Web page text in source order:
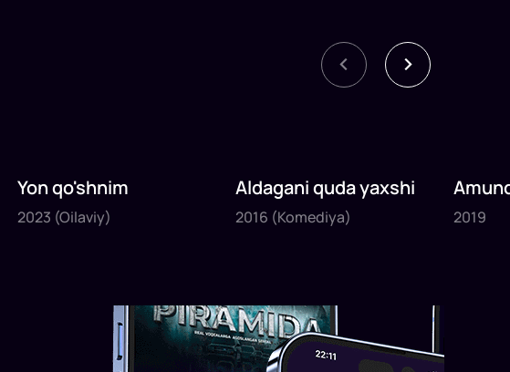
2023
1x40daq.
Yon qo'shnim
2023 (Oilaviy)
2016
1x82daq.
Aldagani quda yaxshi
2016 (Komediya)
2019
1x120
2019